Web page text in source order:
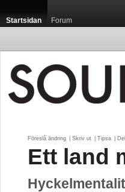
Startsidan Forum
Föreslå ändring Skriv ut Tipsa
Ett land